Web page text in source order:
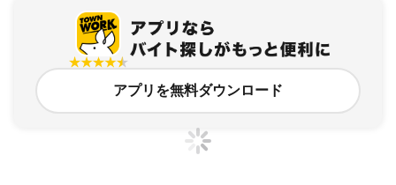
アプリを無料ダウンロード